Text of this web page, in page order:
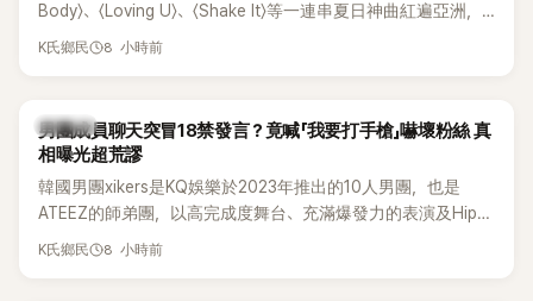
Body〉、〈Loving U〉、〈Shake It〉等一連串夏日神曲紅遍亞洲，
獲封「夏日女王」。不過，團體在出道滿7年後宣布解散，成員各
不僅展現兩人多年不變的好交情，她幾乎素顏入鏡的真實模
樣，也意外掀起網友熱議。
K氏鄉民 8 小時前
K-POP
男團成員聊天突冒18禁發言？竟喊「我要打手槍」嚇壞粉絲 真
相曝光超荒謬
韓國男團xikers是KQ娛樂於2023年推出的10人男團，也是
ATEEZ的師弟團，以高完成度舞台、充滿爆發力的表演及Hip-
Hop風格聞名，出道後迅速累積大批海內外粉絲，近年也陸續
K氏鄉民 8 小時前